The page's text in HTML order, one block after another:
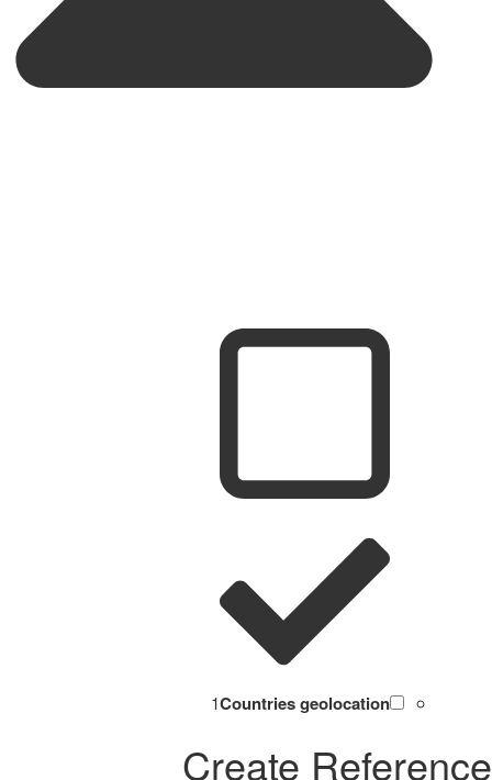
Countries geolocation
1
Create Reference